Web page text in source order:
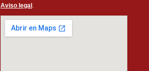
Aviso legal .